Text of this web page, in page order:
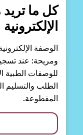
كل ما تريد
الإلكترونية
الوصفة الإلكترونية
ومريحة: عند تسجيل
للوصفات الطبية
الطلب والتسليم
المقطوعة.